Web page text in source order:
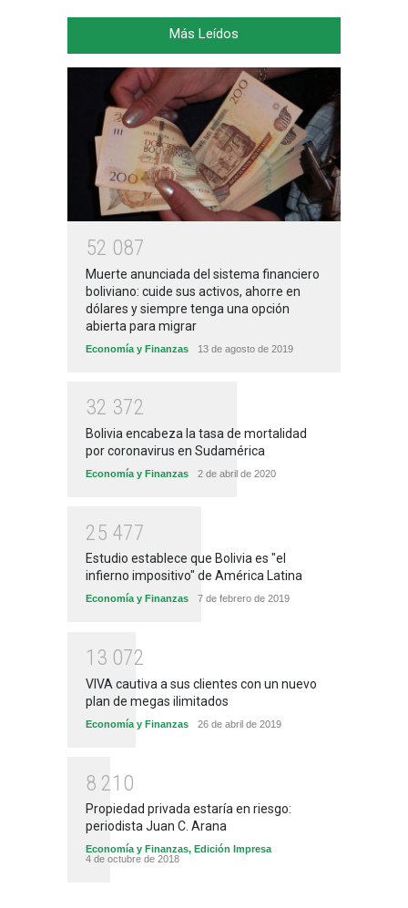
Más Leídos
52 087
Muerte anunciada del sistema financiero
boliviano: cuide sus activos, ahorre en
dólares y siempre tenga una opción
abierta para migrar
Economía y Finanzas 13 de agosto de 2019
32 372
Bolivia encabeza la tasa de mortalidad
por coronavirus en Sudamérica
Economía y Finanzas 2 de abril de 2020
25 477
Estudio establece que Bolivia es "el
infierno impositivo" de América Latina
Economía y Finanzas 7 de febrero de 2019
1 3 072
VIVA cautiva a sus clientes con un nuevo
plan de megas ilimitados
Economía y Finanzas 26 de abril de 2019
8 21 0
Propiedad privada estaría en riesgo:
periodista Juan C. Arana
Economía y Finanzas, Edición Impresa
4 de octubre de 2018